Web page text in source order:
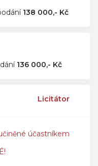
138 000,- Kč
136 000,- Kč
Licitátor
účastníkem